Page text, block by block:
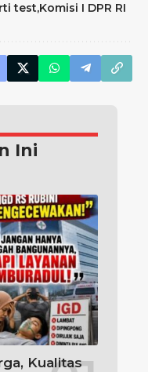
test Komisi I DPR RI
Ini
Kualitas